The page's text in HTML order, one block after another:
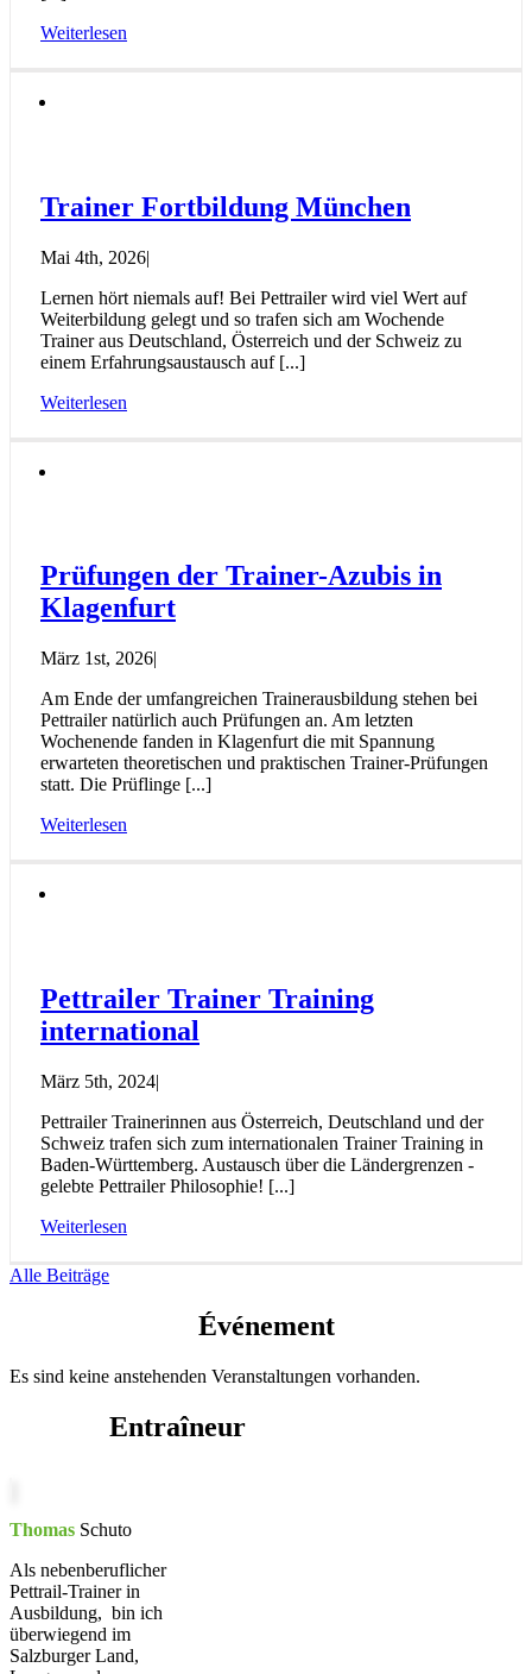
Weiterlesen
Trainer Fortbildung München
Mai 4th, 2026|
Lernen hört niemals auf! Bei Pettrailer wird viel Wert auf
Weiterbildung gelegt und so trafen sich am Wochende
Trainer aus Deutschland, Österreich und der Schweiz zu
einem Erfahrungsaustausch auf [...]
Weiterlesen
Prüfungen der Trainer-Azubis in
Klagenfurt
März 1st, 2026|
Am Ende der umfangreichen Trainerausbildung stehen bei
Pettrailer natürlich auch Prüfungen an. Am letzten
Wochenende fanden in Klagenfurt die mit Spannung
erwarteten theoretischen und praktischen Trainer-Prüfungen
statt. Die Prüflinge [...]
Weiterlesen
Pettrailer Trainer Training
international
März 5th, 2024|
Pettrailer Trainerinnen aus Österreich, Deutschland und der
Schweiz trafen sich zum internationalen Trainer Training in
Baden-Württemberg. Austausch über die Ländergrenzen -
gelebte Pettrailer Philosophie! [...]
Weiterlesen
Alle Beiträge
Événement
Es sind keine anstehenden Veranstaltungen vorhanden.
Entraîneur
Thomas Schuto
Als nebenberuflicher
Pettrail-Trainer in
Ausbildung, bin ich
überwiegend im
Salzburger Land,